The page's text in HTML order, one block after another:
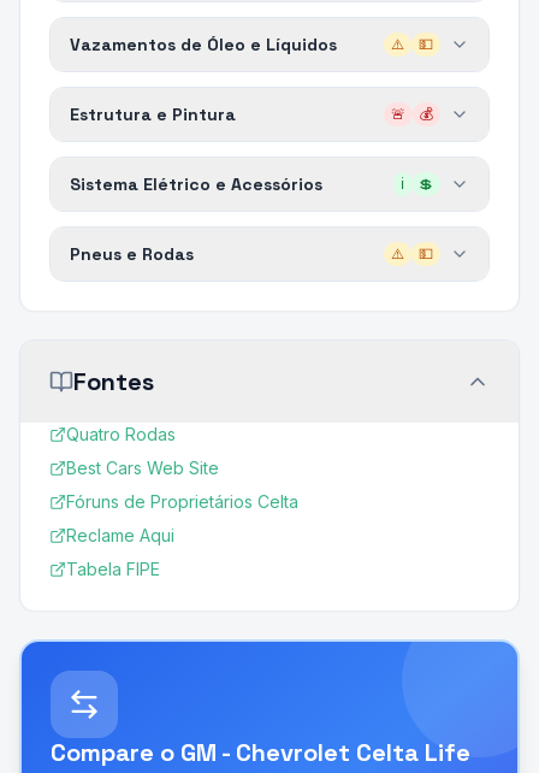
Vazamentos de Óleo e Líquidos ⚠️ 💵
Estrutura e Pintura 🚨 💰
Sistema Elétrico e Acessórios ℹ️ 💲
Pneus e Rodas ⚠️ 💵
Fontes
Quatro Rodas
Best Cars Web Site
Fóruns de Proprietários Celta
Reclame Aqui
Tabela FIPE
Compare o GM - Chevrolet Celta Life